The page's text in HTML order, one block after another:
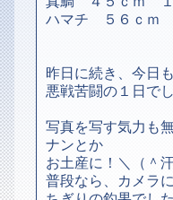
ハマチ ５６ｃｍ
昨日に続き、今日
悪戦苦闘の１日で
写真を写す気力も
ナンとか
お土産に！＼（＾
普段なら、カメラ